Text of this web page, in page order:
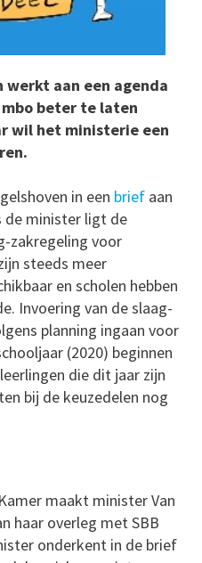
werkt aan een agenda
beter te laten
wil het ministerie een
in een brief aan
de minister ligt de
zakregeling voor
steeds meer
en scholen hebben
Invoering van de slaag-
planning ingaan voor
(2020) beginnen
die dit jaar zijn
bij de keuzedelen nog
maakt minister Van
haar overleg met SBB
onderkent in de brief